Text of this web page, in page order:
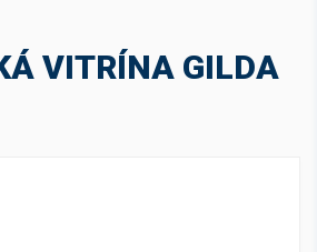
VITRÍNA GILDA